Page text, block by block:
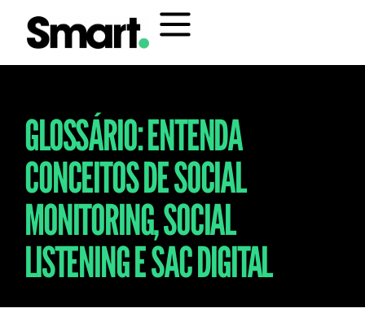
GLOSSÁRIO: ENTENDA
CONCEITOS DE SOCIAL
MONITORING, SOCIAL
LISTENING E SAC DIGITAL